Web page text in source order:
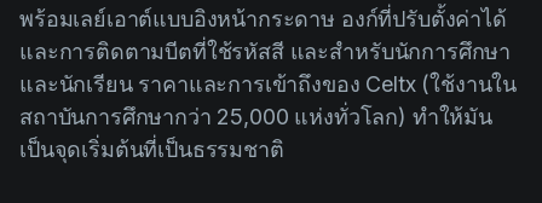
พร้อมเลย์เอาต์แบบอิงหน้ากระดาษ องก์ที่ปรับตั้งค่าได้
และการติดตามบีตที่ใช้รหัสสี และสำหรับนักการศึกษา
และนักเรียน ราคาและการเข้าถึงของ Celtx (ใช้งานใน
สถาบันการศึกษากว่า 25,000 แห่งทั่วโลก) ทำให้มัน
เป็นจุดเริ่มต้นที่เป็นธรรมชาติ